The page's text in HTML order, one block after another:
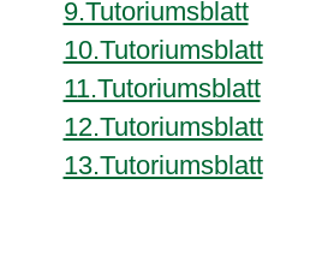
9.Tutoriumsblatt
10.Tutoriumsblatt
11.Tutoriumsblatt
12.Tutoriumsblatt
13.Tutoriumsblatt